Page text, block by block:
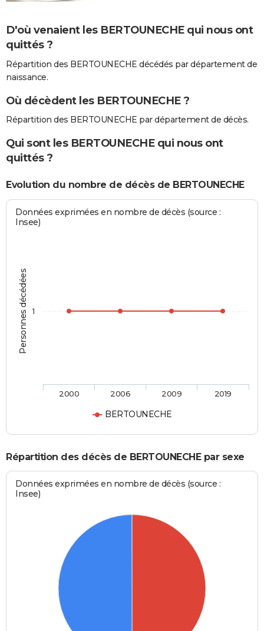
D'où venaient les BERTOUNECHE qui nous ont
quittés ?
Répartition des BERTOUNECHE décédés par département de
naissance.
Où décèdent les BERTOUNECHE ?
Répartition des BERTOUNECHE par département de décès.
Qui sont les BERTOUNECHE qui nous ont
quittés ?
Evolution du nombre de décès de BERTOUNECHE
Personnes décédées
Données exprimées en nombre de décès (source :
Insee)
BERTOUNECHE
2000 2006 2009 2019
1
Répartition des décès de BERTOUNECHE par sexe
Données exprimées en nombre de décès (source :
Insee)